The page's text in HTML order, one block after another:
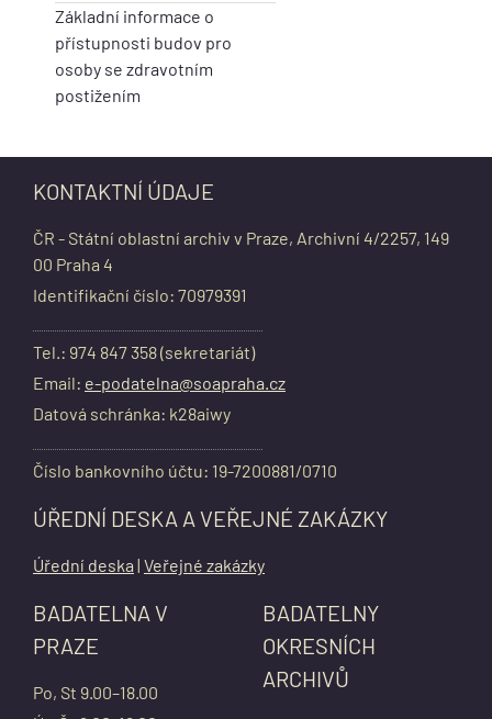
Základní informace o
přístupnosti budov pro
osoby se zdravotním
postižením
KONTAKTNÍ ÚDAJE
ČR - Státní oblastní archiv v Praze, Archivní 4/2257, 149
00 Praha 4
Identifikační číslo: 70979391
Tel.: 974 847 358 (sekretariát)
Email: e-podatelna@soapraha.cz
Datová schránka: k28aiwy
Číslo bankovního účtu: 19-7200881/0710
ÚŘEDNÍ DESKA A VEŘEJNÉ ZAKÁZKY
Úřední deska | Veřejné zakázky
BADATELNA V
PRAZE
Po, St 9.00–18.00
BADATELNY
OKRESNÍCH
ARCHIVŮ